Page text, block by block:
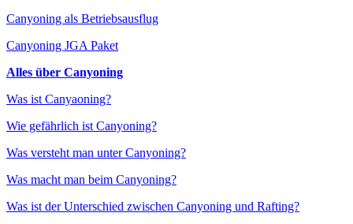
Canyoning als Betriebsausflug
Canyoning JGA Paket
Alles über Canyoning
Was ist Canyaoning?
Wie gefährlich ist Canyoning?
Was versteht man unter Canyoning?
Was macht man beim Canyoning?
Was ist der Unterschied zwischen Canyoning und Rafting?